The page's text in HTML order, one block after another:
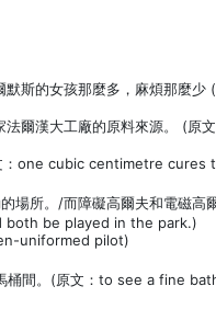
默斯的女孩那麼多，麻煩那麼
法爾漢大工廠的原料來源。 (
：one cubic centimetre
場所。/而障礙高爾夫和電磁
both be played in the park.)
uniformed pilot)
桶間。(原文：to see a fine